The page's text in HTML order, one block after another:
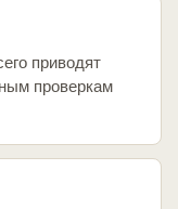
приводят
проверкам